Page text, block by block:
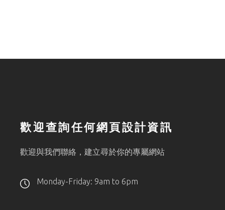
歡迎查詢任何網頁設計資訊
歡迎與我們聯絡，建立尋於你的專屬網站
Monday-Friday: 9am to 6pm